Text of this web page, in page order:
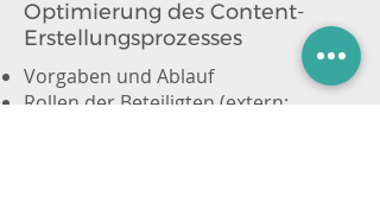
Optimierung des Content-
Erstellungsprozesses
Vorgaben und Ablauf
Rollen der Beteiligten (extern: